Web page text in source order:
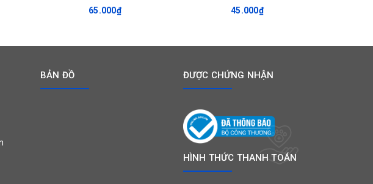
65.000₫
45.000₫
BẢN ĐỒ ĐƯỢC CHỨNG NHẬN
HÌNH THỨC THANH TOÁN